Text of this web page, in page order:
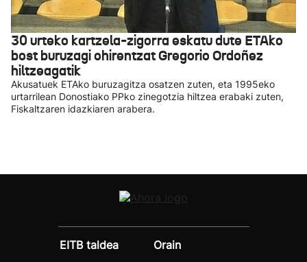
30 urteko kartzela-zigorra eskatu dute ETAko
bost buruzagi ohirentzat Gregorio Ordoñez
hiltzeagatik
Akusatuek ETAko buruzagitza osatzen zuten, eta 1995eko
urtarrilean Donostiako PPko zinegotzia hiltzea erabaki zuten,
Fiskaltzaren idazkiaren arabera.
EITB taldea
Orain